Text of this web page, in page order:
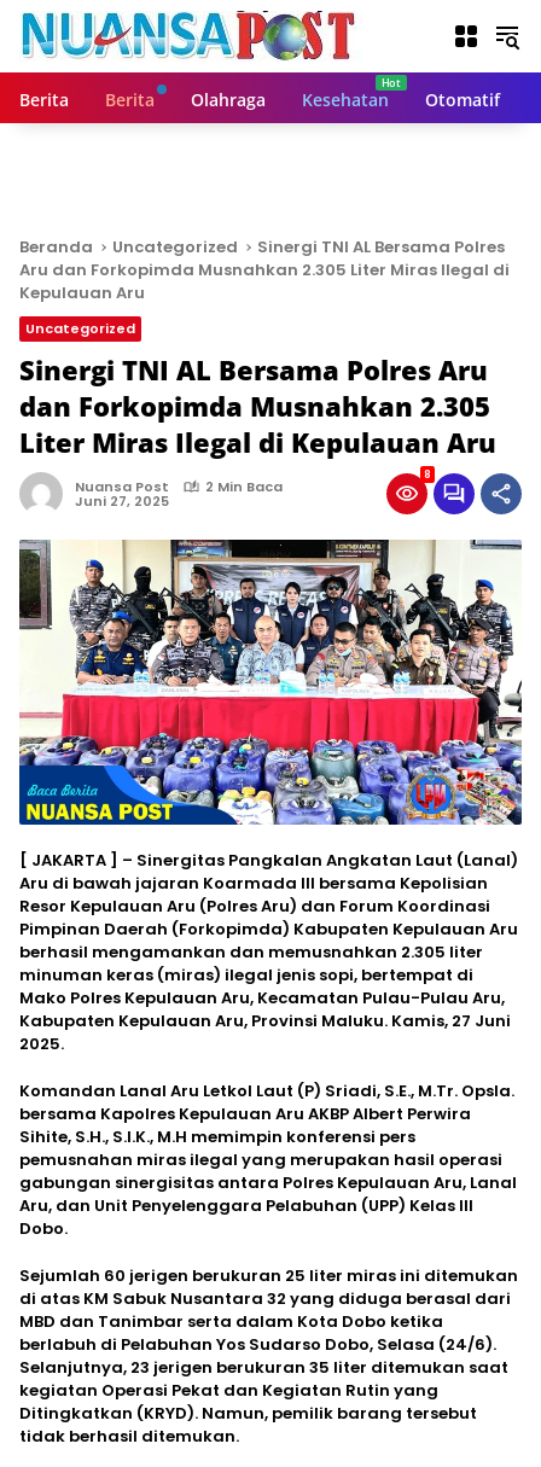
Berita Berita Olahraga Kesehatan Otomatif
Beranda Uncategorized
Sinergi TNI AL Bersama Polres
Aru dan Forkopimda Musnahkan 2.305 Liter Miras Ilegal di
Kepulauan Aru
Uncategorized
Sinergi TNI AL Bersama Polres Aru
dan Forkopimda Musnahkan 2.305
Liter Miras Ilegal di Kepulauan Aru
Nuansa Post 2 Min Baca
Juni 27, 2025
8
[ JAKARTA ] – Sinergitas Pangkalan Angkatan Laut (Lanal)
Aru di bawah jajaran Koarmada III bersama Kepolisian
Resor Kepulauan Aru (Polres Aru) dan Forum Koordinasi
Pimpinan Daerah (Forkopimda) Kabupaten Kepulauan Aru
berhasil mengamankan dan memusnahkan 2.305 liter
minuman keras (miras) ilegal jenis sopi, bertempat di
Mako Polres Kepulauan Aru, Kecamatan Pulau-Pulau Aru,
Kabupaten Kepulauan Aru, Provinsi Maluku. Kamis, 27 Juni
2025.
Komandan Lanal Aru Letkol Laut (P) Sriadi, S.E., M.Tr. Opsla.
bersama Kapolres Kepulauan Aru AKBP Albert Perwira
Sihite, S.H., S.I.K., M.H memimpin konferensi pers
pemusnahan miras ilegal yang merupakan hasil operasi
gabungan sinergisitas antara Polres Kepulauan Aru, Lanal
Aru, dan Unit Penyelenggara Pelabuhan (UPP) Kelas III
Dobo.
Sejumlah 60 jerigen berukuran 25 liter miras ini ditemukan
di atas KM Sabuk Nusantara 32 yang diduga berasal dari
MBD dan Tanimbar serta dalam Kota Dobo ketika
berlabuh di Pelabuhan Yos Sudarso Dobo, Selasa (24/6).
Selanjutnya, 23 jerigen berukuran 35 liter ditemukan saat
kegiatan Operasi Pekat dan Kegiatan Rutin yang
Ditingkatkan (KRYD). Namun, pemilik barang tersebut
tidak berhasil ditemukan.